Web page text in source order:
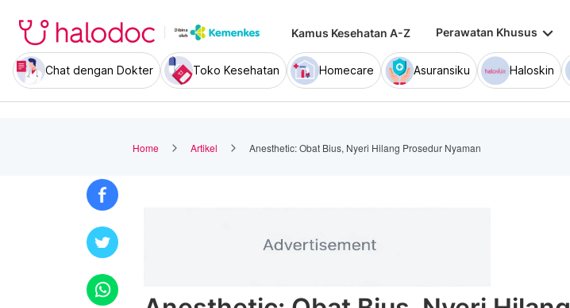
Kamus Kesehatan A-Z Perawatan Khusus keyboard_arrow_down
Chat dengan Dokter Toko Kesehatan Homecare Asuransiku Haloskin
Home Artikel Anesthetic: Obat Bius, Nyeri Hilang Prosedur Nyaman